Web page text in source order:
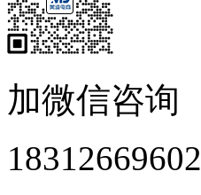
加微信咨询
18312669602